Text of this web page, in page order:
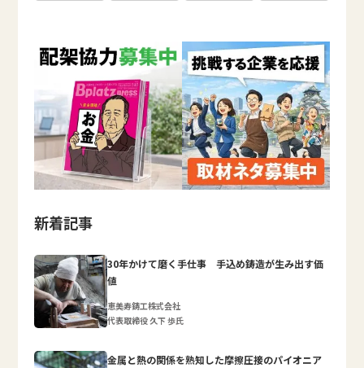
新着記事
30年かけて磨く手仕事 手込め鋳造が生み出す価
値
恵美寿鋳工株式会社
代表取締役 久下 歩氏
金属と熱の関係を熟知した摩擦圧接のパイオニア